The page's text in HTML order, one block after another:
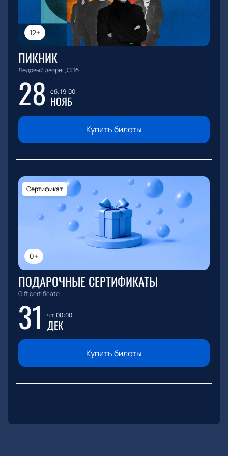
12+
ПИКНИК
Ледовый дворец СПб
28 сб, 19:00
НОЯБ
Купить билеты
0+
Сертификат
ПОДАРОЧНЫЕ СЕРТИФИКАТЫ
Gift certificate
31 чт, 00:00
ДЕК
Купить билеты